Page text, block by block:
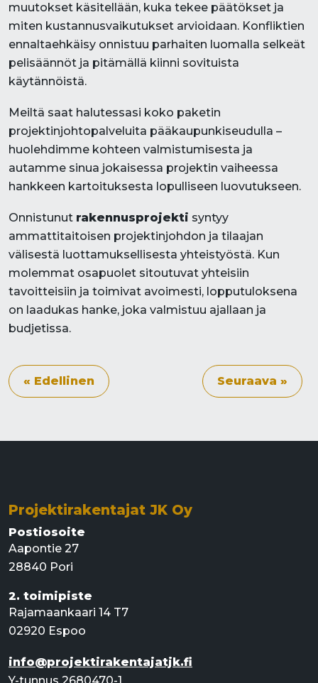
muutokset käsitellään, kuka tekee päätökset ja
miten kustannusvaikutukset arvioidaan. Konfliktien
ennaltaehkäisy onnistuu parhaiten luomalla selkeät
pelisäännöt ja pitämällä kiinni sovituista
käytännöistä.
Meiltä saat halutessasi koko paketin
projektinjohtopalveluita pääkaupunkiseudulla –
huolehdimme kohteen valmistumisesta ja
autamme sinua jokaisessa projektin vaiheessa
hankkeen kartoituksesta lopulliseen luovutukseen.
Onnistunut rakennusprojekti syntyy
ammattitaitoisen projektinjohdon ja tilaajan
välisestä luottamuksellisesta yhteistyöstä. Kun
molemmat osapuolet sitoutuvat yhteisiin
tavoitteisiin ja toimivat avoimesti, lopputuloksena
on laadukas hanke, joka valmistuu ajallaan ja
budjetissa.
« Edellinen Seuraava »
Projektirakentajat JK Oy
Postiosoite
Aapontie 27
28840 Pori
2. toimipiste
Rajamaankaari 14 T7
02920 Espoo
info@projektirakentajatjk.fi